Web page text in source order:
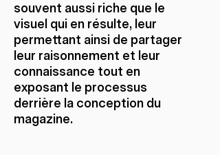
souvent aussi riche que le
visuel qui en résulte, leur
permettant ainsi de partager
leur raisonnement et leur
connaissance tout en
exposant le processus
derrière la conception du
magazine.